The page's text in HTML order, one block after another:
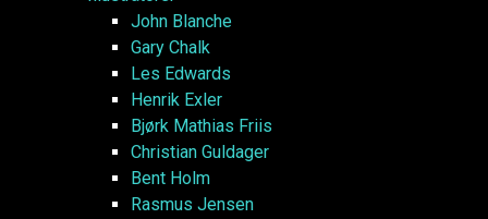
John Blanche
Gary Chalk
Les Edwards
Henrik Exler
Bjørk Mathias Friis
Christian Guldager
Bent Holm
Rasmus Jensen